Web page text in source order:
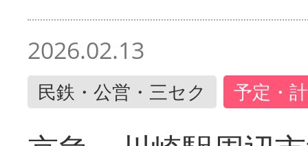
2026.02.13
民鉄・公営・三セク 予定・